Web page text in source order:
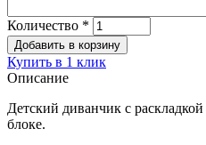
Количество *
Купить в 1 клик
Описание
Детский диванчик с
блоке.